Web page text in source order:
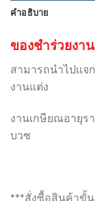
คำอธิบาย
ของชำร่วยงา
สามารถนำไปแจ
งานแต่ง
งานเกษียณอายุร
บวช
***สั่งซื้อสินค้าขั้น